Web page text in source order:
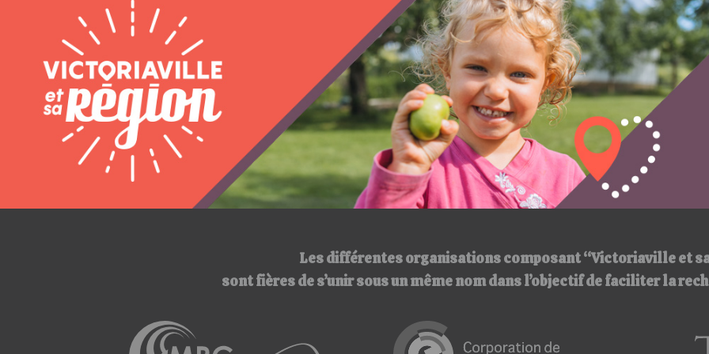
Les différentes organisations composant “Victoriaville et
sont fières de s’unir sous un même nomdans l’objectif de faciliter la